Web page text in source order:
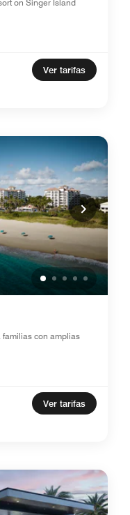
on Singer Island
Ver tarifas
familias con amplias
Ver tarifas